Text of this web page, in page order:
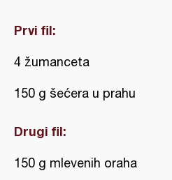
Prvi fil:
4 žumanceta
150 g šećera u prahu
Drugi fil:
150 g mlevenih oraha